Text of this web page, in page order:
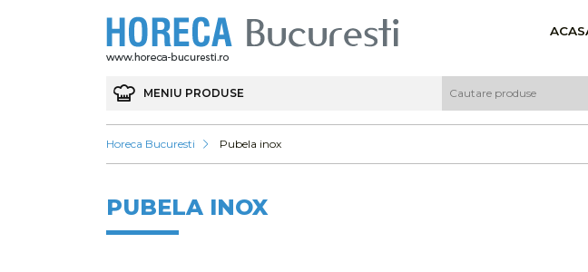
MENIU PRODUSE
Horeca Bucuresti Pubela inox
PUBELA INOX